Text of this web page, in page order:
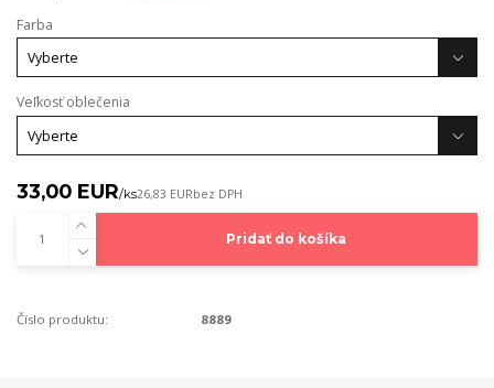
Farba
Veľkosť oblečenia
33,00 EUR/ks26,83 EURbez DPH
Pridať do košíka
Číslo produktu: 8889